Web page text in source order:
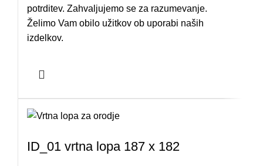
potrditev. Zahvaljujemo se za razumevanje.
Želimo Vam obilo užitkov ob uporabi naših
izdelkov.
ID_01 vrtna lopa 187 x 182